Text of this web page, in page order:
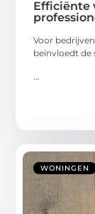
Efficiënte
Voor
beïnvloedt de
WONINGEN